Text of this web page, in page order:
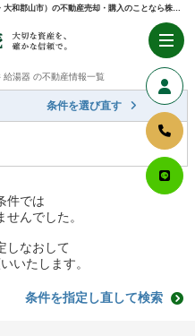
奈良県 香芝市狐井 給湯器 ｜奈良県（奈良市・生駒市・大和郡山市）の不動産売却・購入のことなら株式会社丸山不動産販売
給湯器 の不動産情報一覧
条件を選び直す
件では
んでした。
しなおして
いたします。
条件を指定し直して検索